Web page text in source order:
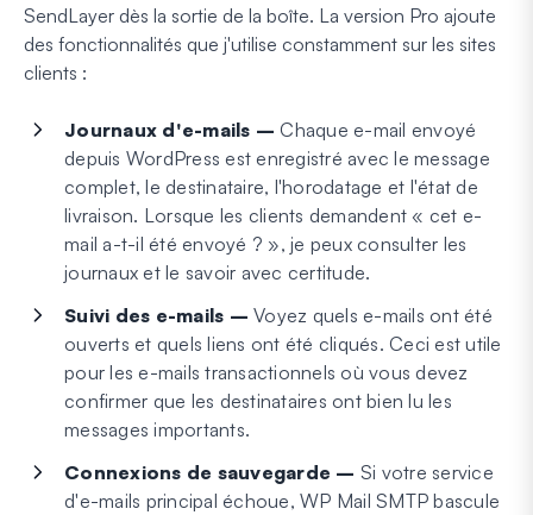
SendLayer dès la sortie de la boîte. La version Pro ajoute
des fonctionnalités que j'utilise constamment sur les sites
clients :
Journaux d'e-mails – Chaque e-mail envoyé
depuis WordPress est enregistré avec le message
complet, le destinataire, l'horodatage et l'état de
livraison. Lorsque les clients demandent « cet e-
mail a-t-il été envoyé ? », je peux consulter les
journaux et le savoir avec certitude.
Suivi des e-mails – Voyez quels e-mails ont été
ouverts et quels liens ont été cliqués. Ceci est utile
pour les e-mails transactionnels où vous devez
confirmer que les destinataires ont bien lu les
messages importants.
Connexions de sauvegarde – Si votre service
d'e-mails principal échoue, WP Mail SMTP bascule